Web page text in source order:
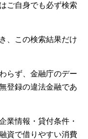
ご自身でも必ず検索
、この検索結果だけ
らず、金融庁のデー
登録の違法金融であ
業情報・貸付条件・
資で借りやすい消費